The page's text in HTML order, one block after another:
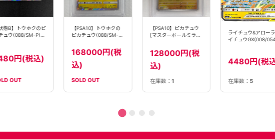
状態B】トウホクのピ
ュウ(088/SM-P)
円(税込)
OUT
【PSA10】トウホクの
ピカチュウ(088/SM-P)
168000円(税
込)
SOLD OUT
【PSA10】ピカチュウ
[マスターボールミラ
128000円(税
込)
在庫数： 1
ライチュウ&アロー
イチュウGX(008/
4480円(税
在庫数： 5